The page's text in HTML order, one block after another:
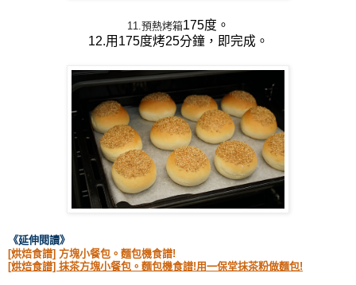
11.預熱烤箱175度。
12.用175度烤25分鐘，即完成。
《延伸閱讀》
[烘焙食譜] 方塊小餐包。麵包機食譜!
[烘焙食譜] 抹茶方塊小餐包。麵包機食譜!用一保堂抹茶粉做麵包!